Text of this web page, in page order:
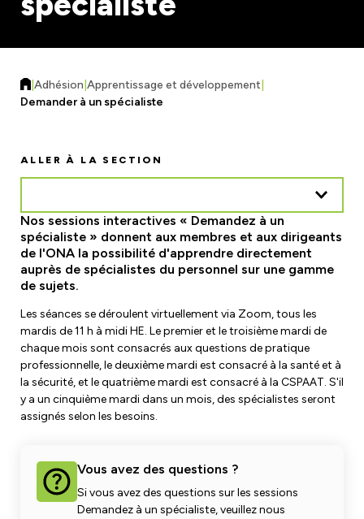
négociation
Trouvez votre local
Actualités
Calendrier des événements et des ateliers
Magazine F-Word
Inscription à la newsletter électronique
Salle de cinéma
Emplois ONA
Assurance Responsabilité Civile
Éducation
eLearning
Demander à un spécialiste
Bourses d'études et bourses
Rejoignez un comité ou une équipe
Développement du leadership
Orientation des membres
Cotisations syndicales
Formulaires et ressources
Améliorations de la charge de travail
Risques sur le lieu de travail
Comités mixtes de santé et de sécurité
Ministère du Travail
Commission de la sécurité professionnelle et de
Équipe des droits de la personne et de l'équité
Caucus des droits de la personne et de l'équité
Club de lecture
Adhésion Apprentissage et développement
Demander à un spécialiste
Nos sessions interactives « Demandez à un
spécialiste » donnent aux membres et aux dirigeants
de l'ONA la possibilité d'apprendre directement
auprès de spécialistes du personnel sur une gamme
de sujets.
Les séances se déroulent virtuellement via Zoom, tous les
mardis de 11 h à midi HE. Le premier et le troisième mardi de
chaque mois sont consacrés aux questions de pratique
professionnelle, le deuxième mardi est consacré à la santé et à
la sécurité, et le quatrième mardi est consacré à la CSPAAT. S'il
y a un cinquième mardi dans un mois, des spécialistes seront
assignés selon les besoins.
Vous avez des questions ?
Si vous avez des questions sur les sessions
Demandez à un spécialiste, veuillez nous
ALLER À LA SECTION